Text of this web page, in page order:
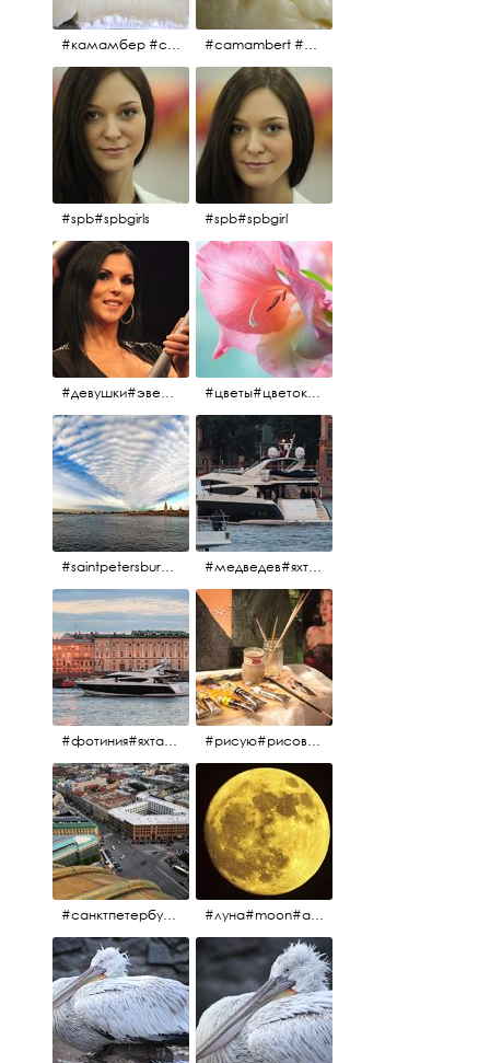
#камамбер #сыр #camambert #camambert #сыр#камамбер
#spb#spbgirls #spb#spbgirl
#девушки#эверласт#everlast#finland#southfinland#helsinki #цветы#цветок#нежность
#saintpetersburg #санктпетербург#нева#троицкиймост#питерскоеутро#петропавловскаякрепость #медведев#яхты#алыепаруса2023#белыеночи2013#санктпетербург #яхтафотиния#yacht#yachtphotinia
#фотиния#яхтафотиния#дмитриймедведев#медведев#яхта#алыепаруса2013#2013#алыепаруса #нева#санктпетербург #yachtphotinia#yacht #рисую#рисовать#краскихолстмасло#картина#холст#кисточки#палитра#художник#портрет#aplgallery
#санктпетербург #исаакиевскийсобор #исакий #луна#moon#апрельскаялуна#санктпетербург